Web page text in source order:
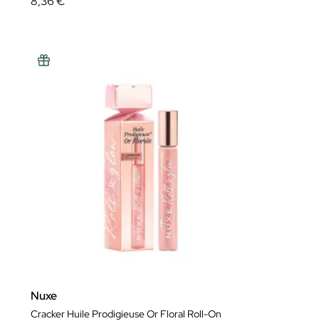
Nuxe
Cracker Huile Prodigieuse Or Floral Roll-On